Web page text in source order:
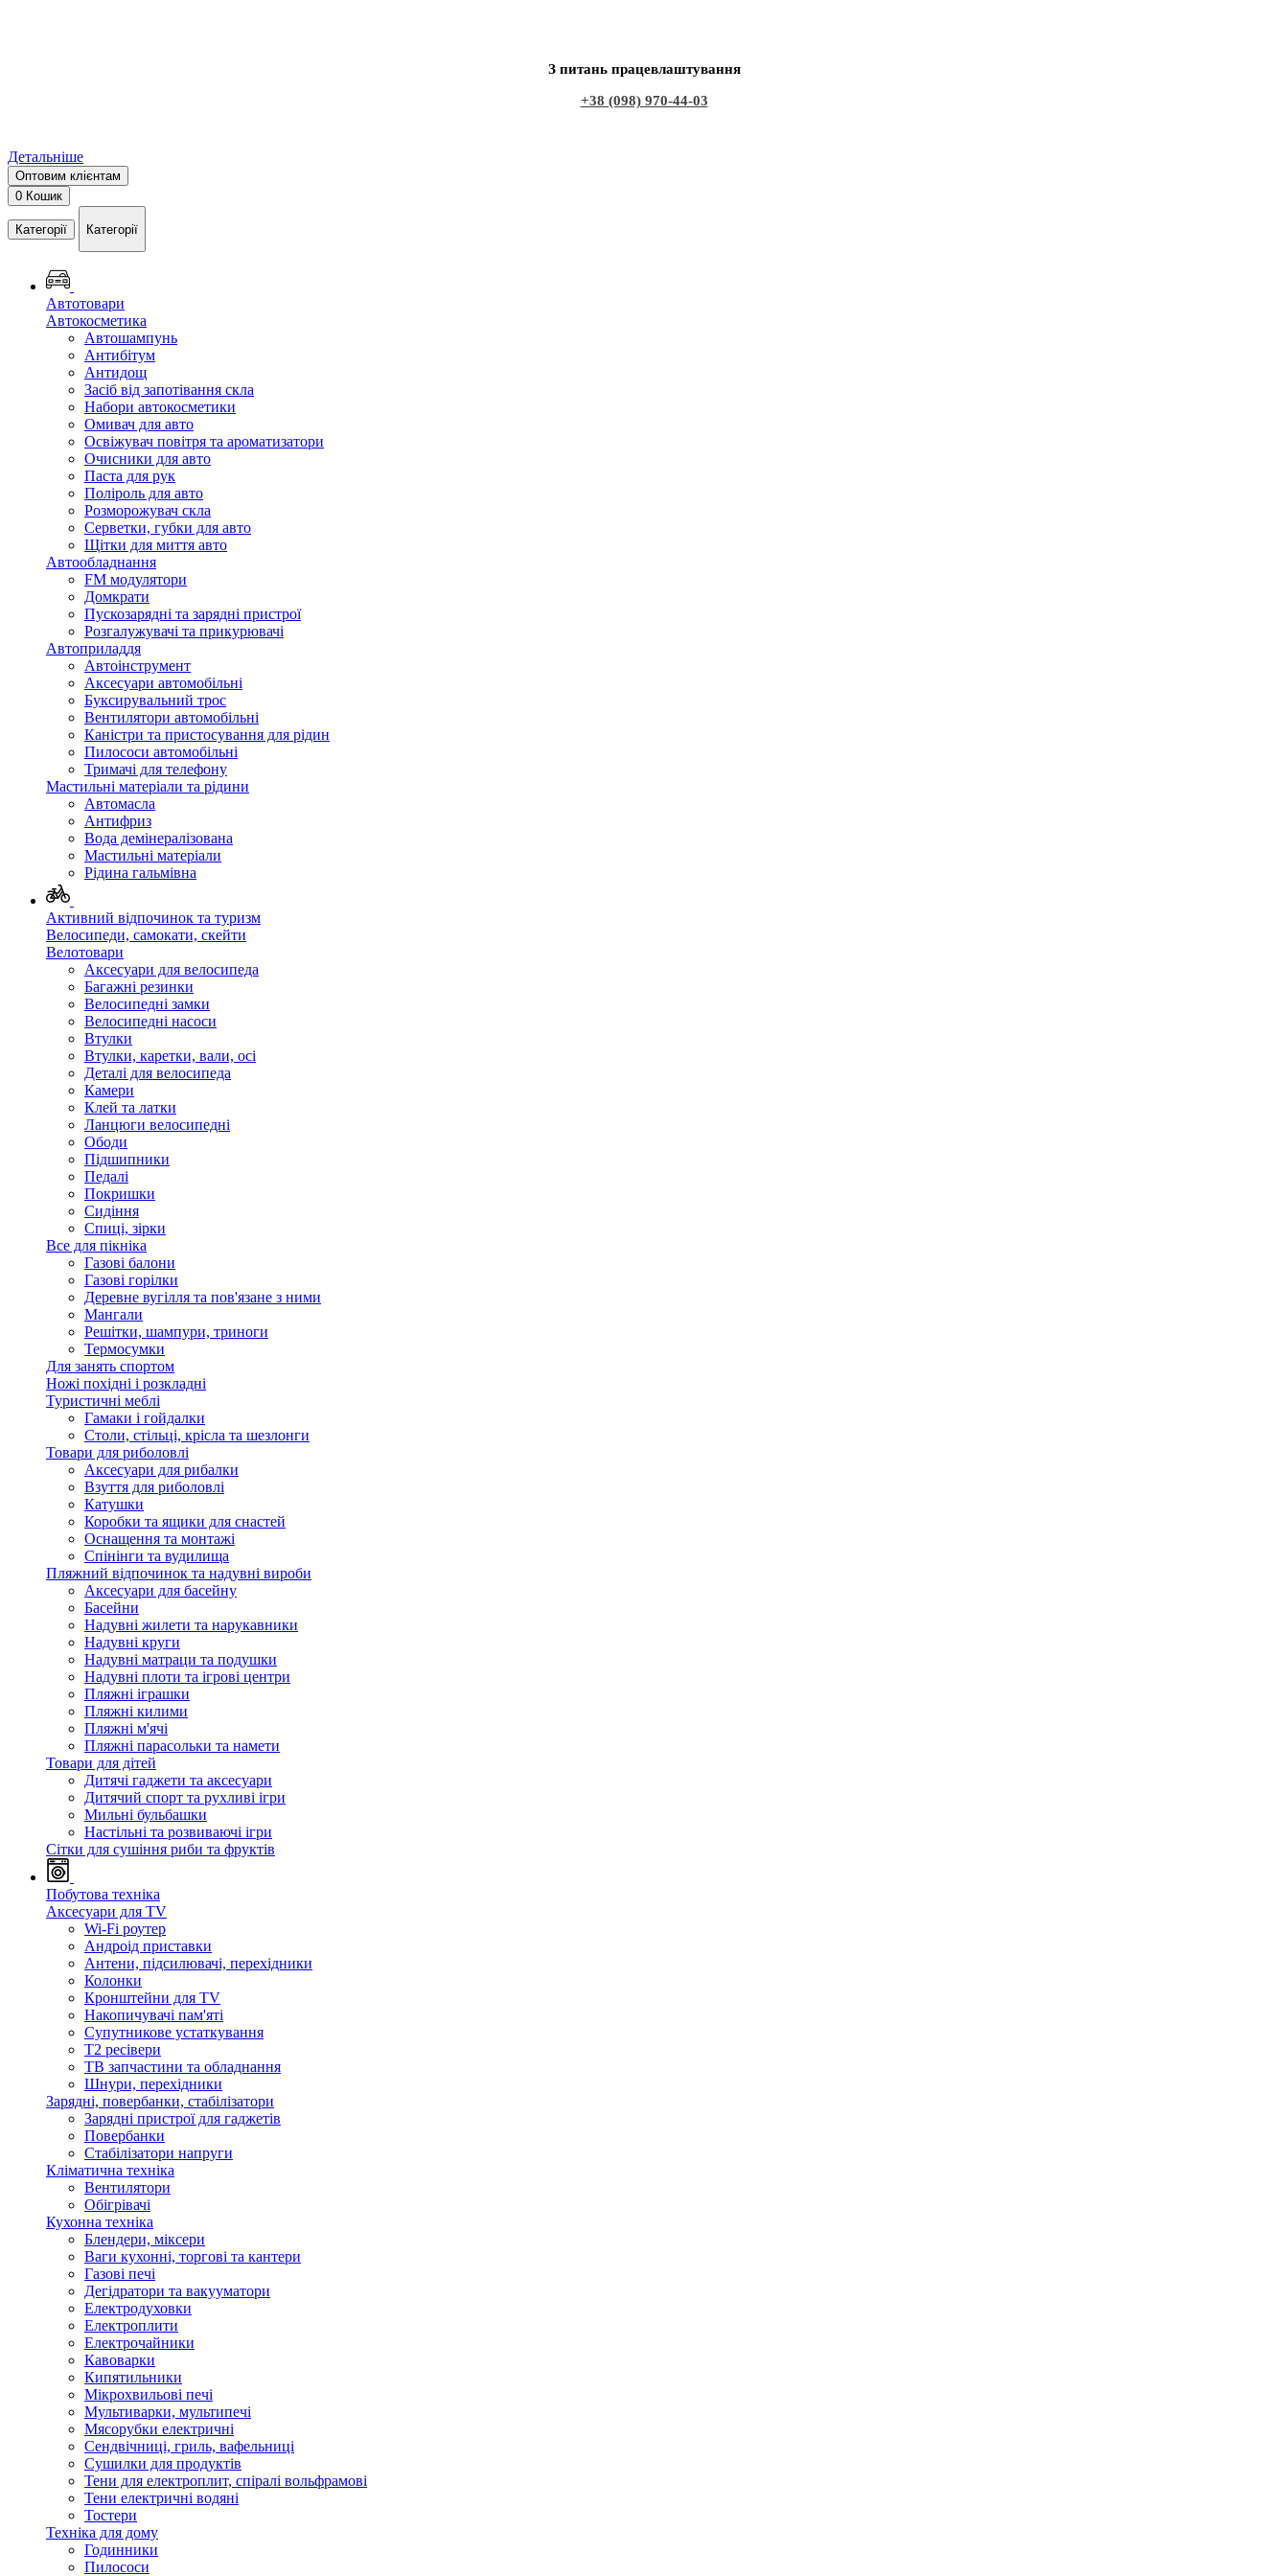
З питань працевлаштування
+38 (098) 970-44-03
Детальніше
Оптовим клієнтам
0 Кошик
Категорії Категорії
Автотовари
Автокосметика
Автошампунь
Антибітум
Антидощ
Засіб від запотівання скла
Набори автокосметики
Омивач для авто
Освіжувач повітря та ароматизатори
Очисники для авто
Паста для рук
Поліроль для авто
Розморожувач скла
Серветки, губки для авто
Щітки для миття авто
Автообладнання
FM модулятори
Домкрати
Пускозарядні та зарядні пристрої
Розгалужувачі та прикурювачі
Автоприладдя
Автоінструмент
Аксесуари автомобільні
Буксирувальний трос
Вентилятори автомобільні
Каністри та пристосування для рідин
Пилососи автомобільні
Тримачі для телефону
Мастильні матеріали та рідини
Автомасла
Антифриз
Вода демінералізована
Мастильні матеріали
Рідина гальмівна
Активний відпочинок та туризм
Велосипеди, самокати, скейти
Велотовари
Аксесуари для велосипеда
Багажні резинки
Велосипедні замки
Велосипедні насоси
Втулки
Втулки, каретки, вали, осі
Деталі для велосипеда
Камери
Клей та латки
Ланцюги велосипедні
Ободи
Підшипники
Педалі
Покришки
Сидіння
Спиці, зірки
Все для пікніка
Газові балони
Газові горілки
Деревне вугілля та пов'язане з ними
Мангали
Решітки, шампури, триноги
Термосумки
Для занять спортом
Ножі похідні і розкладні
Туристичні меблі
Гамаки і гойдалки
Столи, стільці, крісла та шезлонги
Товари для риболовлі
Аксесуари для рибалки
Взуття для риболовлі
Катушки
Коробки та ящики для снастей
Оснащення та монтажі
Спінінги та вудилища
Пляжний відпочинок та надувні вироби
Аксесуари для басейну
Басейни
Надувні жилети та нарукавники
Надувні круги
Надувні матраци та подушки
Надувні плоти та ігрові центри
Пляжні іграшки
Пляжні килими
Пляжні м'ячі
Пляжні парасольки та намети
Товари для дітей
Дитячі гаджети та аксесуари
Дитячий спорт та рухливі ігри
Мильні бульбашки
Настільні та розвиваючі ігри
Сітки для сушіння риби та фруктів
Побутова техніка
Аксесуари для TV
Wi-Fi роутер
Андроід приставки
Антени, підсилювачі, перехідники
Колонки
Кронштейни для TV
Накопичувачі пам'яті
Супутникове устаткування
Т2 ресівери
ТВ запчастини та обладнання
Шнури, перехідники
Зарядні, повербанки, стабілізатори
Зарядні пристрої для гаджетів
Повербанки
Стабілізатори напруги
Кліматична техніка
Вентилятори
Обігрівачі
Кухонна техніка
Блендери, міксери
Ваги кухонні, торгові та кантери
Газові печі
Дегідратори та вакууматори
Електродуховки
Електроплити
Електрочайники
Кавоварки
Кипятильники
Мікрохвильові печі
Мультиварки, мультипечі
Мясорубки електричні
Сендвічниці, гриль, вафельниці
Сушилки для продуктів
Тени для електроплит, спіралі вольфрамові
Тени електричні водяні
Тостери
Техніка для дому
Годинники
Пилососи